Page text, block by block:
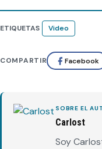
ETIQUETAS Video
COMPARTIR Facebook
SOBRE EL
Carlost
Soy